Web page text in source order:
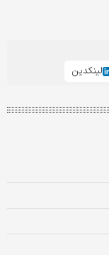
لینکدین